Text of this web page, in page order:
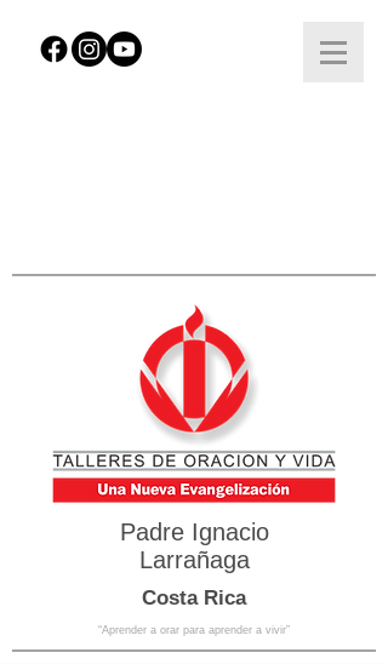
Padre Ignacio
Larrañaga
Costa Rica
“Aprender a orar para aprender a vivir”